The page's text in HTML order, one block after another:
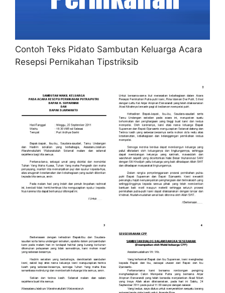
Contoh Teks Pidato Sambutan Keluarga Acara
Resepsi Pernikahan Tipstriksib